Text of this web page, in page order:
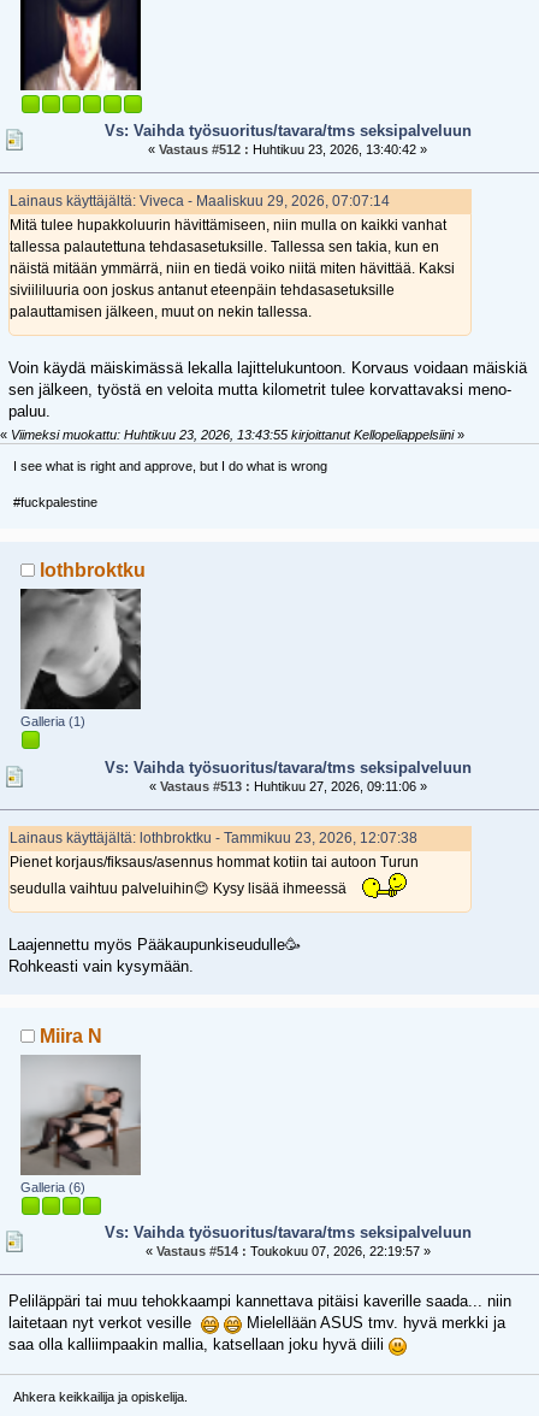
Vs: Vaihda työsuoritus/tavara/tms seksipalveluun
«Vastaus #512 : Huhtikuu 23, 2026, 13:40:42 »
Lainaus käyttäjältä: Viveca - Maaliskuu 29, 2026, 07:07:14
Mitä tulee hupakkoluurin hävittämiseen, niin mulla on kaikki vanhat
tallessa palautettuna tehdasasetuksille. Tallessa sen takia, kun en
näistä mitään ymmärrä, niin en tiedä voiko niitä miten hävittää. Kaksi
siviililuuria oon joskus antanut eteenpäin tehdasasetuksille
palauttamisen jälkeen, muut on nekin tallessa.
Voin käydä mäiskimässä lekalla lajittelukuntoon. Korvaus voidaan mäiskiä
sen jälkeen, työstä en veloita mutta kilometrit tulee korvattavaksi meno-
paluu.
« Viimeksi muokattu: Huhtikuu 23, 2026, 13:43:55 kirjoittanut Kellopeliappelsiini»
I see what is right and approve, but I do what is wrong
#fuckpalestine
lothbroktku
Galleria (1)
Vs: Vaihda työsuoritus/tavara/tms seksipalveluun
« Vastaus #513 : Huhtikuu 27, 2026, 09:11:06 »
Lainaus käyttäjältä: lothbroktku - Tammikuu 23, 2026, 12:07:38
Pienet korjaus/fiksaus/asennus hommat kotiin tai autoon Turun
seudulla vaihtuu palveluihin😊 Kysy lisää ihmeessä
Laajennettu myös Pääkaupunkiseudulle🥳
Rohkeasti vain kysymään.
Miira N
Galleria (6)
Vs: Vaihda työsuoritus/tavara/tms seksipalveluun
« Vastaus #514 : Toukokuu 07, 2026, 22:19:57 »
Peliläppäri tai muu tehokkaampi kannettava pitäisi kaverille saada... niin
laitetaan nyt verkot vesille
Mielellään ASUS tmv. hyvä merkki ja
saa olla kalliimpaakin mallia, katsellaan joku hyvä diili
Ahkera keikkailija ja opiskelija.